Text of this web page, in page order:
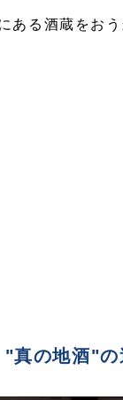
ある酒蔵をお
"真の地酒"